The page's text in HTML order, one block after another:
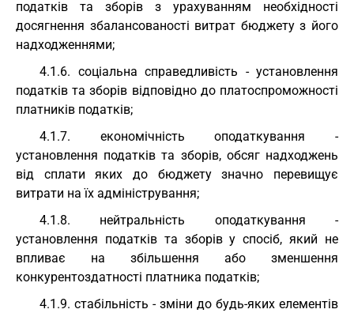
податків та зборів з урахуванням необхідності
досягнення збалансованості витрат бюджету з його
надходженнями;
4.1.6. соціальна справедливість - установлення
податків та зборів відповідно до платоспроможності
платників податків;
4.1.7. економічність оподаткування -
установлення податків та зборів, обсяг надходжень
від сплати яких до бюджету значно перевищує
витрати на їх адміністрування;
4.1.8. нейтральність оподаткування -
установлення податків та зборів у спосіб, який не
впливає на збільшення або зменшення
конкурентоздатності платника податків;
4.1.9. стабільність - зміни до будь-яких елементів